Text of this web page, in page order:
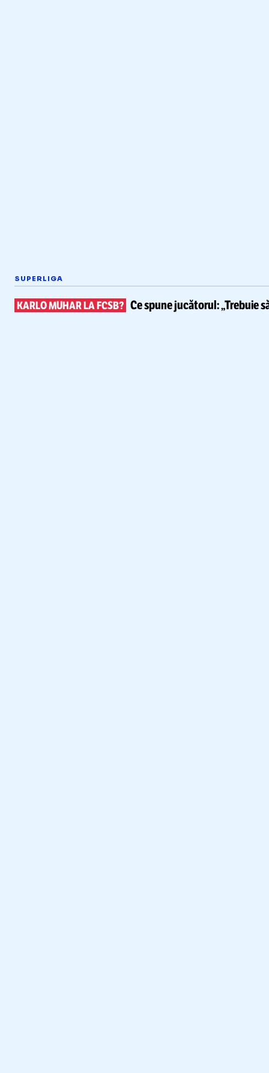
SUPERLIGA
KARLO MUHAR LA FCSB? Ce spunejucătorul: „Trebuie